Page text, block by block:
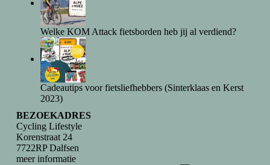
Welke KOM Attack fietsborden heb jij al verdiend?
Cadeautips voor fietsliefhebbers (Sinterklaas en Kerst
2023)
BEZOEKADRES
Cycling Lifestyle
Korenstraat 24
7722RP Dalfsen
meer informatie